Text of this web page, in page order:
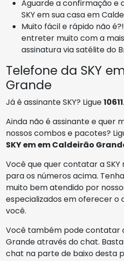
Aguarde a confirmação e
SKY em sua casa em
Muito fácil e rápido não
entreter muito com a
assinatura via satélite do
Telefone da SKY
Grande
Já é assinante SKY? Ligue10611.
Ainda não é assinante e quer
nossos combos e pacotes?
SKY em em Caldeirão
Você que quer contatar a
para os números acima.
muito bem atendido por
especializados em oferecer o
você.
Você também pode contatar
Grande através do chat.
chat na parte de baixo desta